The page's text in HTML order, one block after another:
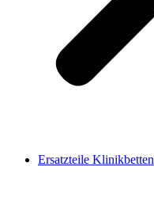
Ersatzteile Klinikbetten